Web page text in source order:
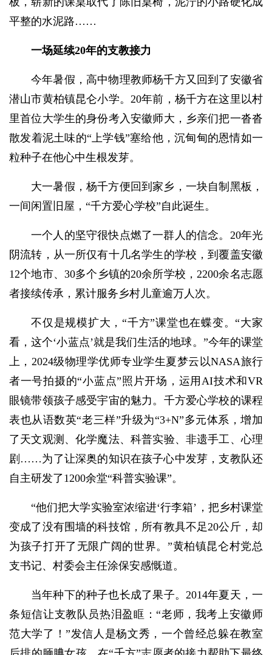
平整的水泥路……
一场延续20年的支教接力
今年暑假，高中物理教师杨千方又回到了安徽省
潜山市黄柏镇昆仑小学。20年前，杨千方在这里以村
里首位大学生的身份考入安徽师大，乡亲们把一沓沓
散发着泥土味的“上学钱”塞给他，沉甸甸的恩情如一
粒种子在他心中生根发芽。
大一暑假，杨千方便回到家乡，一块自制黑板，
一间闲置旧屋，“千方爱心学校”自此诞生。
一个人的坚守很快点燃了一群人的信念。20年光
阴流转，从一所仅有十几名学生的学校，到覆盖安徽
12个地市、30多个乡镇的20余所学校，2200余名志愿
者接续传承，累计服务乡村儿童逾万人次。
不仅是规模扩大，“千方”课堂也在蝶变。“大家
看，这个‘小蓝点’就是我们生活的地球。”今年的课堂
上，2024级物理学优师专业学生夏梦云以NASA旅行
者一号拍摄的“小蓝点”照片开场，运用AI技术和VR
眼镜带领孩子感受宇宙的魅力。千方爱心学校的课程
表也从语数英“老三样”升级为“3+N”多元体系，增加
了天文观测、化学魔法、科普实验、非遗手工、心理
剧……为了让深奥的知识在孩子心中发芽，支教队还
自主研发了1200余堂“科普实验课”。
“他们把大学实验室浓缩进‘行李箱’，把乡村课堂
变成了没有围墙的科技馆，所有教具不足20公斤，却
为孩子打开了无限广阔的世界。”黄柏镇昆仑村党总
支书记、村委会主任涂保安感慨道。
当年种下的种子也长成了果子。2014年夏天，一
条短信让支教队员热泪盈眶：“老师，我考上安徽师
范大学了！”发信人是杨文秀，一个曾经总躲在教室